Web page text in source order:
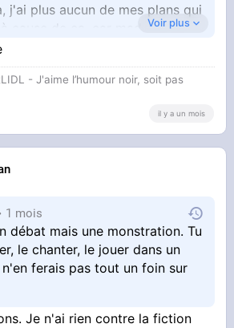
j'ai plus aucun de mes plans qui
à cause de ça, car madame ne
Voir plus
- J'aime l’humour noir, soit pas
il y a un mois
1 mois
débat mais une monstration. Tu
le chanter, le jouer dans un
ferais pas tout un foin sur
Je n'ai rien contre la fiction